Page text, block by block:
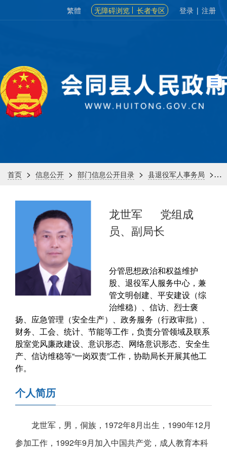
繁體 无障碍浏览 长者专区 登录 | 注册
首页 > 信息公开 > 部门信息公开目录 > 县退役军人事务局 >
龙世军
党组成
员、副局长
分管思想政治和权益维护
股、退役军人服务中心，兼
管文明创建、平安建设（综
治维稳）、信访、烈士褒
扬、应急管理（安全生产）、政务服务（行政审批）、
财务、工会、统计、节能等工作，负责分管领域及联系
股室党风廉政建设、意识形态、网络意识形态、安全生
产、信访维稳等“一岗双责”工作，协助局长开展其他工
作。
个人简历
龙世军，男，侗族，1972年8月出生，1990年12月
参加工作，1992年9月加入中国共产党，成人教育本科